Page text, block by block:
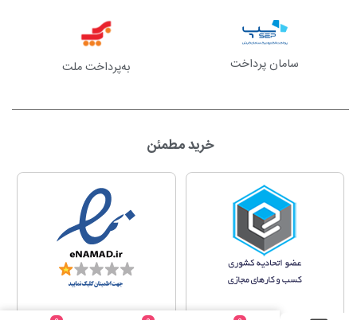
سامان پرداخت به‌پرداخت ملت
خرید مطمئن